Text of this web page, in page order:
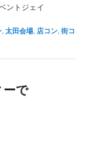
ントジェイ
,太田会場, 店コン,街コ
ーで